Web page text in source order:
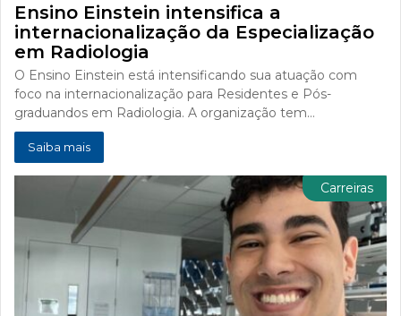
Ensino Einstein intensifica a
internacionalização da Especialização
em Radiologia
O Ensino Einstein está intensificando sua atuação com
foco na internacionalização para Residentes e Pós-
graduandos em Radiologia. A organização tem…
Saiba mais
Carreiras